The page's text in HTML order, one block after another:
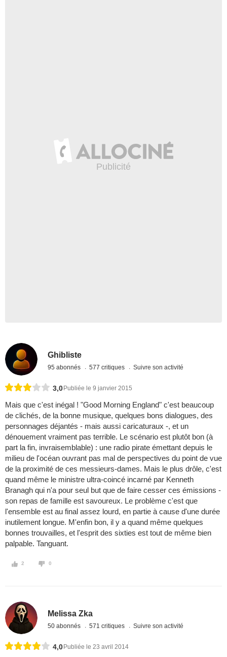
Ghibliste
95 abonnés 577 critiques Suivre son activité
3,0 Publiée le 9 janvier 2015
Mais que c'est inégal ! "Good Morning England" c'est beaucoup
de clichés, de la bonne musique, quelques bons dialogues, des
personnages déjantés - mais aussi caricaturaux -, et un
dénouement vraiment pas terrible. Le scénario est plutôt bon (à
part la fin, invraisemblable) : une radio pirate émettant depuis le
milieu de l'océan ouvrant pas mal de perspectives du point de vue
de la proximité de ces messieurs-dames. Mais le plus drôle, c'est
quand même le ministre ultra-coincé incarné par Kenneth
Branagh qui n'a pour seul but que de faire cesser ces émissions -
son repas de famille est savoureux. Le problème c'est que
l'ensemble est au final assez lourd, en partie à cause d'une durée
inutilement longue. M'enfin bon, il y a quand même quelques
bonnes trouvailles, et l'esprit des sixties est tout de même bien
palpable. Tanguant.
2 0
Melissa Zka
50 abonnés 571 critiques Suivre son activité
4,0 Publiée le 23 avril 2014